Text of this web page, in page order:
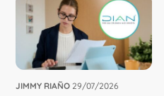
JIMMY RIAÑO 29/07/2026